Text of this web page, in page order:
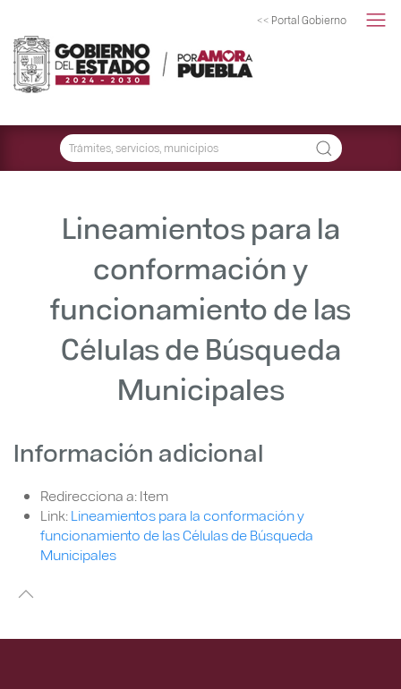
<< Portal Gobierno
Lineamientos para la
conformación y
funcionamiento de las
Células de Búsqueda
Municipales
Información adicional
Redirecciona a:Item
Link:Lineamientos para la conformación y
funcionamiento de las Células de Búsqueda
Municipales